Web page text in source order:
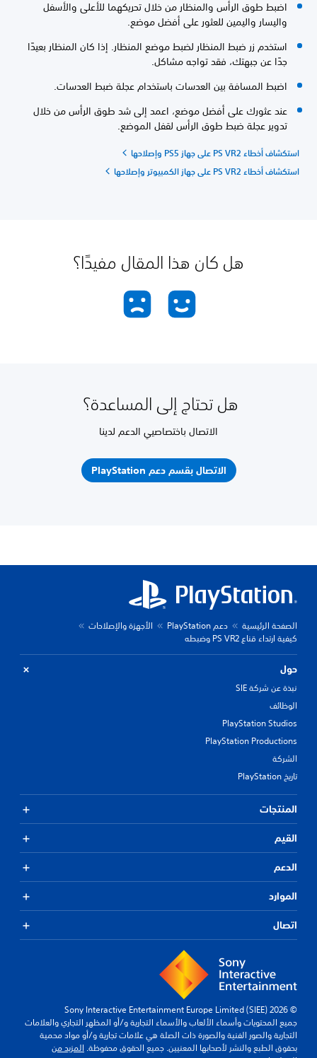
اضبط طوق الرأس والمنظار من خلال تحريكهما للأعلى والأسفل
واليسار واليمين للعثور على أفضل موضع.
استخدم زر ضبط المنظار لضبط موضع المنظار. إذا كان المنظار بعيدًا
جدًا عن جبهتك، فقد تواجه مشاكل.
اضبط المسافة بين العدسات باستخدام عجلة ضبط العدسات.
عند عثورك على أفضل موضع، اعمد إلى شد طوق الرأس من خلال
تدوير عجلة ضبط طوق الرأس لقفل الموضع.
استكشاف أخطاء PS VR2 على جهاز PS5 وإصلاحها
استكشاف أخطاء PS VR2 على جهاز الكمبيوتر وإصلاحها
هل كان هذا المقال مفيدًا؟
هل تحتاج إلى المساعدة؟
الاتصال باختصاصيي الدعم لدينا
الاتصال بقسم دعم PlayStation
الصفحة الرئيسية دعم PlayStation
الأجهزة والإصلاحات
كيفية ارتداء قناع PS VR2 وضبطه
حول
نبذة عن شركة SIE
الوظائف
PlayStation Studios
PlayStation Productions
الشركة
تاريخ PlayStation
المنتجات
القيم
الدعم
الموارد
اتصال
© 2026 Sony Interactive Entertainment Europe Limited (SIEE)
جميع المحتويات وأسماء الألعاب والأسماء التجارية و/أو المظهر التجاري والعلامات
التجارية والصور الفنية والصورة ذات الصلة هي علامات تجارية و/أو مواد محمية
بحقوق الطبع والنشر لأصحابها المعنيين. جميع الحقوق محفوظة. المزيد من